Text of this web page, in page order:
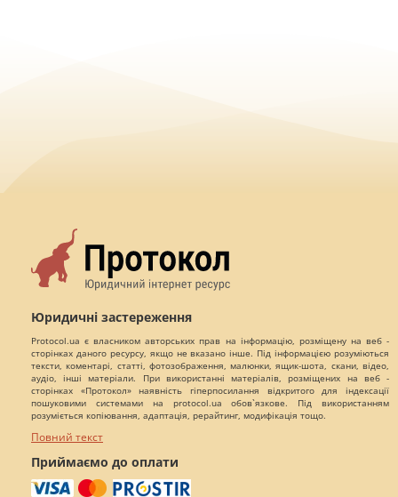
Юридичні застереження
Protocol.ua є власником авторських прав на інформацію, розміщену на веб -
сторінках даного ресурсу, якщо не вказано інше. Під інформацією розуміються
тексти, коментарі, статті, фотозображення, малюнки, ящик-шота, скани, відео,
аудіо, інші матеріали. При використанні матеріалів, розміщених на веб -
сторінках «Протокол» наявність гіперпосилання відкритого для індексації
пошуковими системами на protocol.ua обов`язкове. Під використанням
розуміється копіювання, адаптація, рерайтинг, модифікація тощо.
Повний текст
Приймаємо до оплати